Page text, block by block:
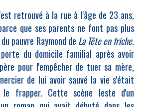
retrouvé à la rue à l'âge de 23 ans,
que ses parents ne font pas plus
pauvre Raymond de La Tête en friche.
du domicile familial après avoir
pour l'empêcher de tuer sa mère,
de lui avoir sauvé la vie s'était
frapper. Cette scène leste d'un